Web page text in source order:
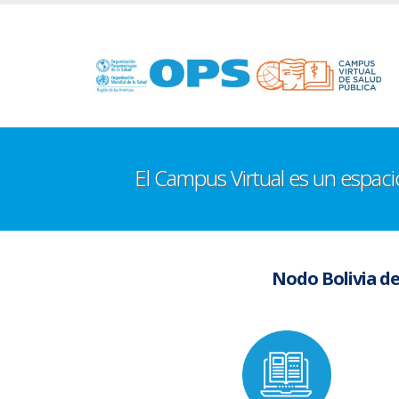
El Campus Virtual es un
Nodo Bolivia